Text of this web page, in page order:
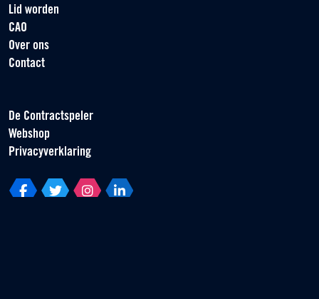
Lid worden
CAO
Over ons
Contact
De Contractspeler
Webshop
Privacyverklaring